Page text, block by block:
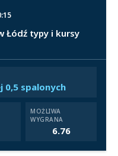
Łódź typy i kursy
0,5 spalonych
MOŻLIWA
WYGRANA
6.76